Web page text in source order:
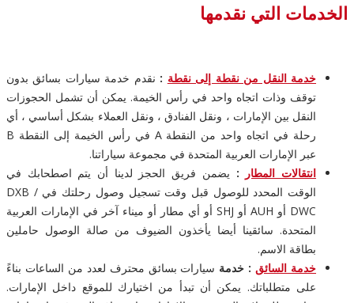
الخدمات التي نقدمها
خدمة النقل من نقطة إلى نقطة : نقدم خدمة سيارات بسائق بدون
توقف وذات اتجاه واحد في رأس الخيمة. يمكن أن تشمل الحجوزات
النقل بين الإمارات ، ونقل الفنادق ، ونقل العملاء بشكل أساسي ، أي
رحلة في اتجاه واحد من النقطة A في رأس الخيمة إلى النقطة B
عبر الإمارات العربية المتحدة في مجموعة سياراتنا.
انتقالات المطار
: يضمن فريق الحجز لدينا أن يتم اصطحابك في
الوقت المحدد للوصول قبل وقت تسجيل وصول رحلتك في DXB /
DWC أو AUH أو SHJ أو أي مطار أو ميناء آخر في الإمارات العربية
المتحدة. سائقينا أيضا يأخذون الضيوف من صالة الوصول حاملين
بطاقة الاسم.
خدمة السائق: خدمة سيارات بسائق محترف لعدد من الساعات بناءً
على متطلباتك. يمكن أن تبدأ من اختيارك للموقع داخل الإمارات.